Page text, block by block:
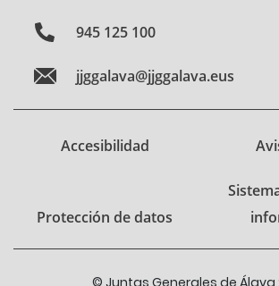
945 125 100
jjggalava@jjggalava.eus
Accesibilidad
Protección de datos